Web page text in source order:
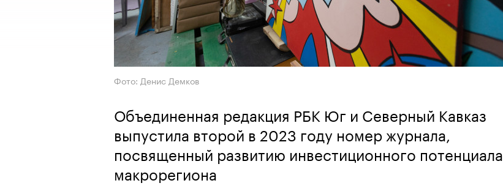
Фото: Денис Демков
Объединенная редакция РБК Юг и Северный Кавказ
выпустила второй в 2023 году номер журнала,
посвященный развитию инвестиционного потенциала
макрорегиона